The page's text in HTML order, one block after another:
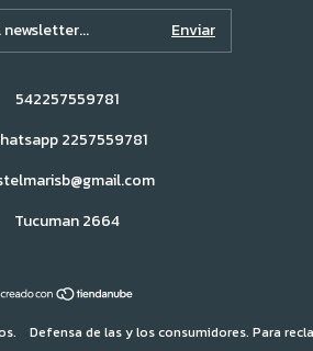
542257559781
2257559781
Tucuman 2664
Defensa de las y los consumidores. Para